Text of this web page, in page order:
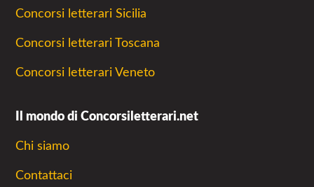
Concorsi letterari Sicilia
Concorsi letterari Toscana
Concorsi letterari Veneto
Il mondo di Concorsiletterari.net
Chi siamo
Contattaci